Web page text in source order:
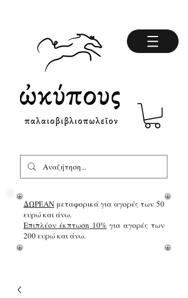
ΔΩΡΕΑΝ μεταφορικά για αγορές των 50
ευρώ και άνω.
Επιπλέον έκπτωση 10%για αγορές των
200 ευρώ και άνω.